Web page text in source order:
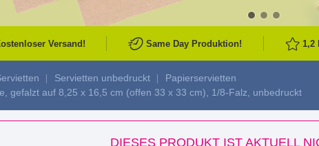
Versand! Same Day Produktion! 1,2
Servietten unbedruckt
Papierservietten
gefalzt auf 8,25 x 16,5 cm (offen 33 x 33 cm), 1/8-Falz, unbedruckt
DIESES PRODUKT IST AKTUELL